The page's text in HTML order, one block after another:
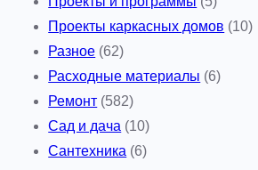
Проекты каркасных домов (10)
Разное (62)
Расходные материалы (6)
Ремонт (582)
Сад и дача (10)
Сантехника (6)